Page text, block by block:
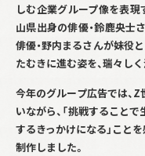
しむ企業グループ像を表現
山県出身の俳優・鈴鹿央士
俳優・野内まるさんが妹役
たむきに進む姿を、瑞々し
今年のグループ広告では、 Z
いながら、「挑戦すること
するきっかけになる」こと
制作しました。